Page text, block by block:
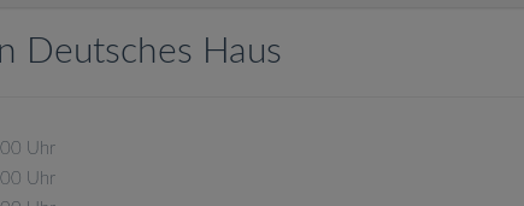
Deutsches Haus
Uhr
Uhr